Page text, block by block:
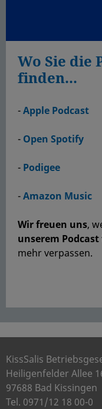
Wo Sie die
finden...
-Apple Podcast
- Open Spotify
- Podigee
-Amazon Music
Wir freuen uns,
unserem
mehr verpassen.
KissSalis
Heiligenfelder Allee
97688 Bad Kissingen
Tel. 0971/12 18 00-0